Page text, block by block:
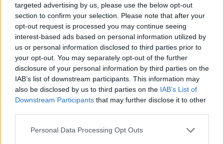
targeted advertising by us, please use the below opt-out
section to confirm your selection. Please note that after your
opt-out request is processed you may continue seeing
interest-based ads based on personal information utilized by
us or personal information disclosed to third parties prior to
your opt-out. You may separately opt-out of the further
disclosure of your personal information by third parties on the
IAB’s list of downstream participants. This information may
also be disclosed by us to third parties on the IAB’s List of
Downstream Participants that may further disclose it to other
Please note that this website/app uses one or more Google
Personal Data Processing Opt Outs